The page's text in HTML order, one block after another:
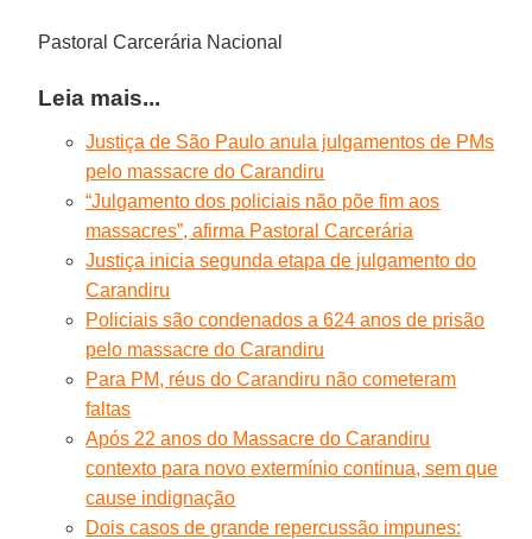
Pastoral Carcerária Nacional
Leia mais...
Justiça de São Paulo anula julgamentos de PMs
pelo massacre do Carandiru
“Julgamento dos policiais não põe fim aos
massacres”, afirma Pastoral Carcerária
Justiça inicia segunda etapa de julgamento do
Carandiru
Policiais são condenados a 624 anos de prisão
pelo massacre do Carandiru
Para PM, réus do Carandiru não cometeram
faltas
Após 22 anos do Massacre do Carandiru
contexto para novo extermínio continua, sem que
cause indignação
Dois casos de grande repercussão impunes: